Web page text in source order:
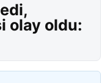
olay oldu: